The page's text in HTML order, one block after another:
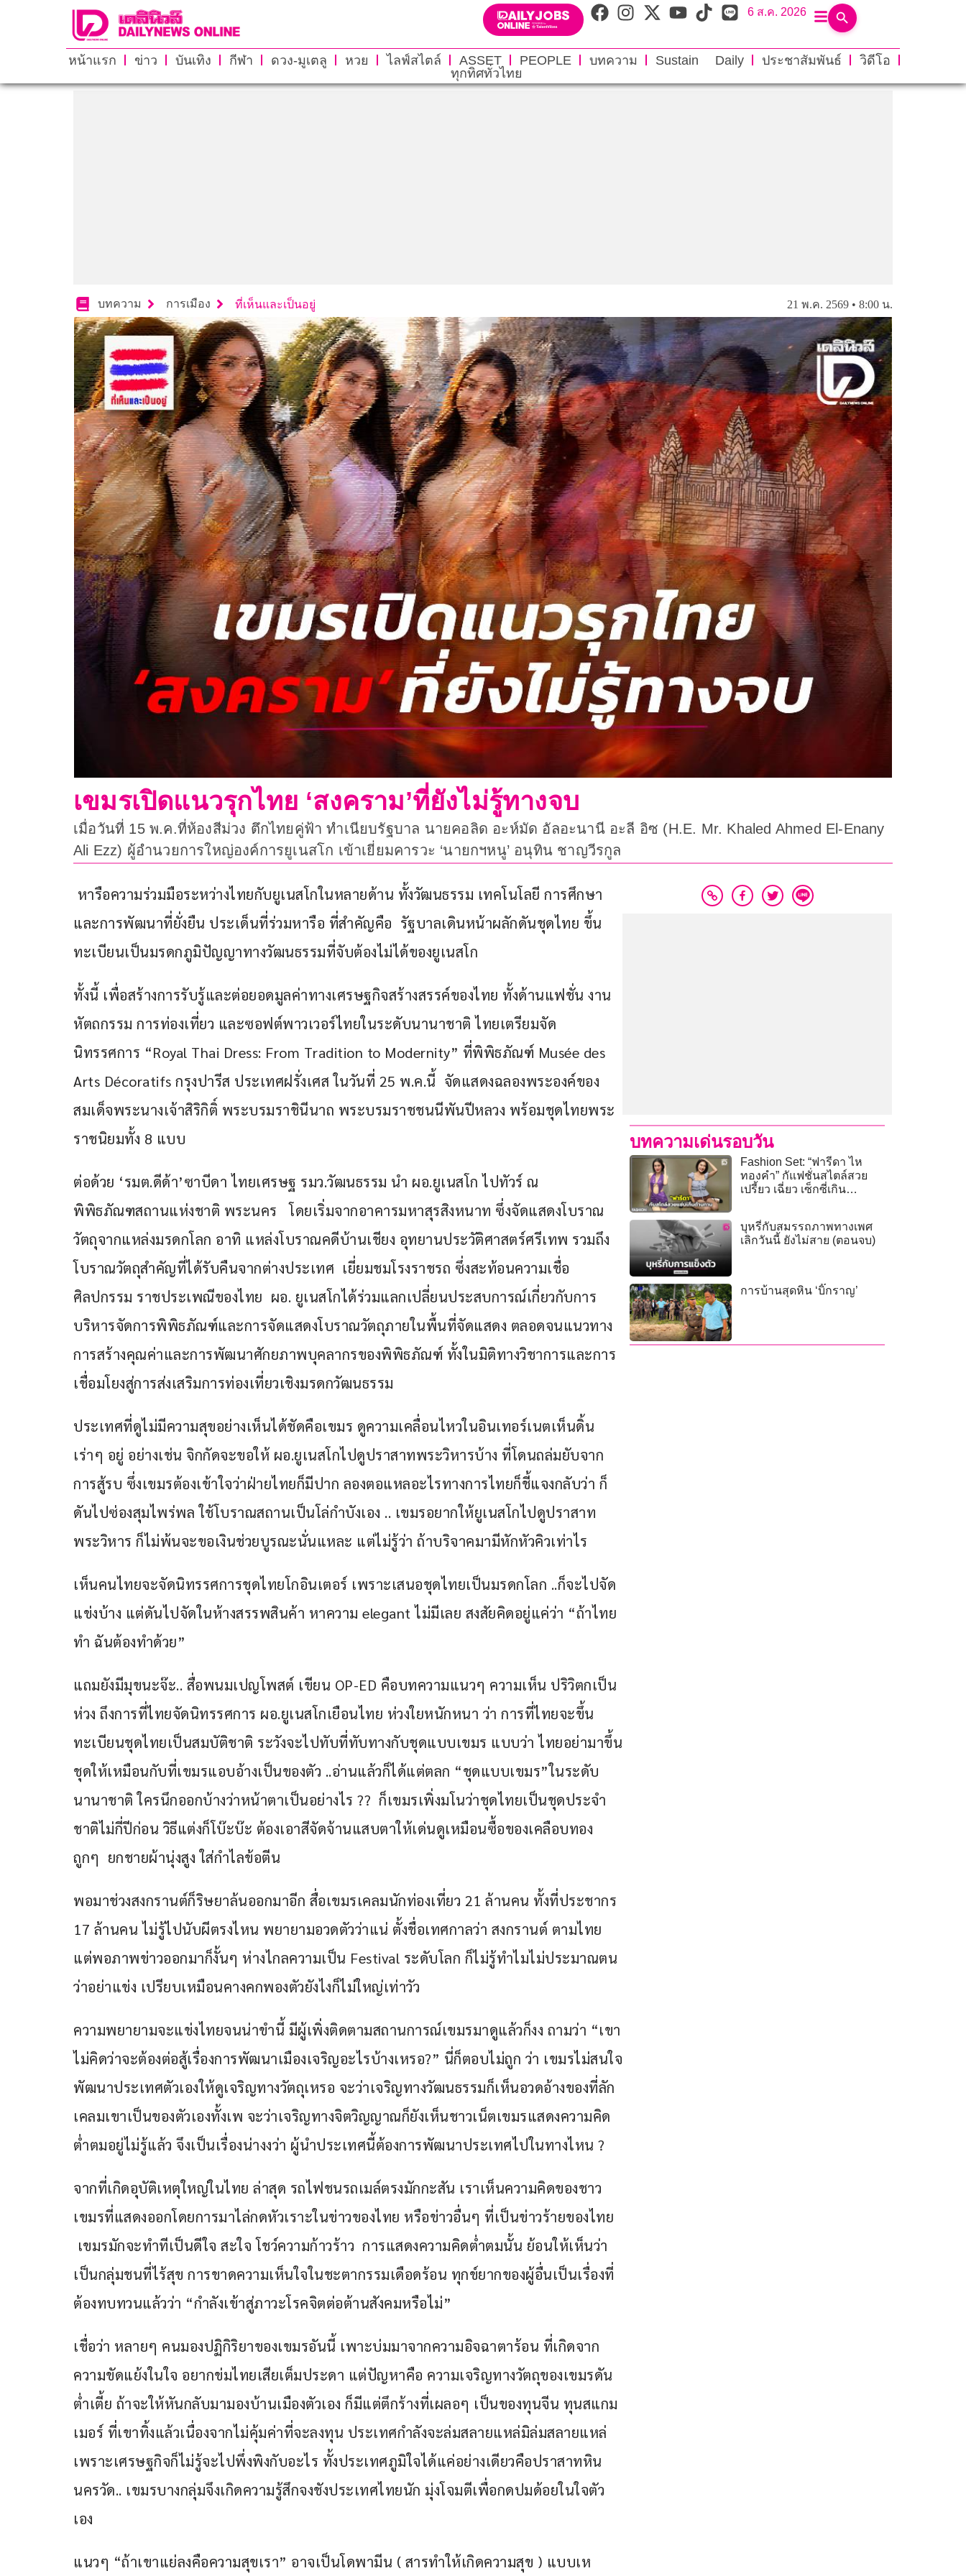
6 ส.ค. 2026
หน้าแรก ข่าว บันเทิง กีฬา ดวง-มูเตลู หวย ไลฟ์สไตล์ ASSET PEOPLE บทความ Sustain Daily ประชาสัมพันธ์
วิดีโอ
ทุกทิศทั่วไทย
บทความ การเมือง ที่เห็นและเป็นอยู่ 21 พ.ค. 2569 • 8:00 น.
เขมรเปิดแนวรุกไทย ‘สงคราม’ที่ยังไม่รู้ทางจบ
เมื่อวันที่ 15 พ.ค.ที่ห้องสีม่วง ตึกไทยคู่ฟ้า ทำเนียบรัฐบาล นายคอลิด อะห์มัด อัลอะนานี อะลี อิซ (H.E. Mr. Khaled Ahmed El-Enany
Ali Ezz) ผู้อำนวยการใหญ่องค์การยูเนสโก เข้าเยี่ยมคารวะ ‘นายกฯหนู’ อนุทิน ชาญวีรกูล
หารือความร่วมมือระหว่างไทยกับยูเนสโกในหลายด้าน ทั้งวัฒนธรรม เทคโนโลยี การศึกษา
และการพัฒนาที่ยั่งยืน ประเด็นที่ร่วมหารือ ที่สำคัญคือ  รัฐบาลเดินหน้าผลักดันชุดไทย ขึ้น
ทะเบียนเป็นมรดกภูมิปัญญาทางวัฒนธรรมที่จับต้องไม่ได้ของยูเนสโก
ทั้งนี้ เพื่อสร้างการรับรู้และต่อยอดมูลค่าทางเศรษฐกิจสร้างสรรค์ของไทย ทั้งด้านแฟชั่น งาน
หัตถกรรม การท่องเที่ยว และซอฟต์พาวเวอร์ไทยในระดับนานาชาติ ไทยเตรียมจัด
นิทรรศการ “Royal Thai Dress: From Tradition to Modernity” ที่พิพิธภัณฑ์ Musée des
Arts Décoratifs กรุงปารีส ประเทศฝรั่งเศส ในวันที่ 25 พ.ค.นี้  จัดแสดงฉลองพระองค์ของ
สมเด็จพระนางเจ้าสิริกิติ์ พระบรมราชินีนาถ พระบรมราชชนนีพันปีหลวง พร้อมชุดไทยพระ
ราชนิยมทั้ง 8 แบบ
ต่อด้วย ‘รมต.ดีด้า’ซาบีดา ไทยเศรษฐ รมว.วัฒนธรรม นำ ผอ.ยูเนสโก ไปทัวร์ ณ
พิพิธภัณฑสถานแห่งชาติ พระนคร   โดยเริ่มจากอาคารมหาสุรสิงหนาท ซึ่งจัดแสดงโบราณ
วัตถุจากแหล่งมรดกโลก อาทิ แหล่งโบราณคดีบ้านเชียง อุทยานประวัติศาสตร์ศรีเทพ รวมถึง
โบราณวัตถุสำคัญที่ได้รับคืนจากต่างประเทศ  เยี่ยมชมโรงราชรถ ซึ่งสะท้อนความเชื่อ
ศิลปกรรม ราชประเพณีของไทย  ผอ. ยูเนสโกได้ร่วมแลกเปลี่ยนประสบการณ์เกี่ยวกับการ
บริหารจัดการพิพิธภัณฑ์และการจัดแสดงโบราณวัตถุภายในพื้นที่จัดแสดง ตลอดจนแนวทาง
การสร้างคุณค่าและการพัฒนาศักยภาพบุคลากรของพิพิธภัณฑ์ ทั้งในมิติทางวิชาการและการ
เชื่อมโยงสู่การส่งเสริมการท่องเที่ยวเชิงมรดกวัฒนธรรม
ประเทศที่ดูไม่มีความสุขอย่างเห็นได้ชัดคือเขมร ดูความเคลื่อนไหวในอินเทอร์เนตเห็นดิ้น
เร่าๆ อยู่ อย่างเช่น จิกกัดจะขอให้ ผอ.ยูเนสโกไปดูปราสาทพระวิหารบ้าง ที่โดนถล่มยับจาก
การสู้รบ ซึ่งเขมรต้องเข้าใจว่าฝ่ายไทยก็มีปาก ลองตอแหลอะไรทางการไทยก็ชี้แจงกลับว่า ก็
ดันไปซ่องสุมไพร่พล ใช้โบราณสถานเป็นโล่กำบังเอง .. เขมรอยากให้ยูเนสโกไปดูปราสาท
พระวิหาร ก็ไม่พ้นจะขอเงินช่วยบูรณะนั่นแหละ แต่ไม่รู้ว่า ถ้าบริจาคมามีหักหัวคิวเท่าไร
เห็นคนไทยจะจัดนิทรรศการชุดไทยโกอินเตอร์ เพราะเสนอชุดไทยเป็นมรดกโลก ..ก็จะไปจัด
แข่งบ้าง แต่ดันไปจัดในห้างสรรพสินค้า หาความ elegant ไม่มีเลย สงสัยคิดอยู่แค่ว่า “ถ้าไทย
ทำ ฉันต้องทำด้วย”
แถมยังมีมุขนะจ๊ะ.. สื่อพนมเปญโพสต์ เขียน OP-ED คือบทความแนวๆ ความเห็น ปริวิตกเป็น
ห่วง ถึงการที่ไทยจัดนิทรรศการ ผอ.ยูเนสโกเยือนไทย ห่วงใยหนักหนา ว่า การที่ไทยจะขึ้น
ทะเบียนชุดไทยเป็นสมบัติชาติ ระวังจะไปทับที่ทับทางกับชุดแบบเขมร แบบว่า ไทยอย่ามาขึ้น
ชุดให้เหมือนกับที่เขมรแอบอ้างเป็นของตัว ..อ่านแล้วก็ได้แต่ตลก “ชุดแบบเขมร”ในระดับ
นานาชาติ ใครนึกออกบ้างว่าหน้าตาเป็นอย่างไร ??  ก็เขมรเพิ่งมโนว่าชุดไทยเป็นชุดประจำ
ชาติไม่กี่ปีก่อน วิธีแต่งก็โบ๊ะบ๊ะ ต้องเอาสีจัดจ้านแสบตาให้เด่นดูเหมือนซื้อของเคลือบทอง
ถูกๆ  ยกชายผ้านุ่งสูง ใส่กำไลข้อตีน
พอมาช่วงสงกรานต์ก็ริษยาล้นออกมาอีก สื่อเขมรเคลมนักท่องเที่ยว 21 ล้านคน ทั้งที่ประชากร
17 ล้านคน ไม่รู้ไปนับผีตรงไหน พยายามอวดตัวว่าแน่ ตั้งชื่อเทศกาลว่า สงกรานต์ ตามไทย
แต่พอภาพข่าวออกมาก็งั้นๆ ห่างไกลความเป็น Festival ระดับโลก ก็ไม่รู้ทำไมไม่ประมาณตน
ว่าอย่าแข่ง เปรียบเหมือนคางคกพองตัวยังไงก็ไม่ใหญ่เท่าวัว
ความพยายามจะแข่งไทยจนน่าขำนี้ มีผู้เพิ่งติดตามสถานการณ์เขมรมาดูแล้วก็งง ถามว่า “เขา
ไม่คิดว่าจะต้องต่อสู้เรื่องการพัฒนาเมืองเจริญอะไรบ้างเหรอ?” นี่ก็ตอบไม่ถูก ว่า เขมรไม่สนใจ
พัฒนาประเทศตัวเองให้ดูเจริญทางวัตถุเหรอ จะว่าเจริญทางวัฒนธรรมก็เห็นอวดอ้างของที่ลัก
เคลมเขาเป็นของตัวเองทั้งเพ จะว่าเจริญทางจิตวิญญาณก็ยังเห็นชาวเน็ตเขมรแสดงความคิด
ต่ำตมอยู่ไม่รู้แล้ว จึงเป็นเรื่องน่างงว่า ผู้นำประเทศนี้ต้องการพัฒนาประเทศไปในทางไหน ?
จากที่เกิดอุบัติเหตุใหญ่ในไทย ล่าสุด รถไฟชนรถเมล์ตรงมักกะสัน เราเห็นความคิดของชาว
เขมรที่แสดงออกโดยการมาไล่กดหัวเราะในข่าวของไทย หรือข่าวอื่นๆ ที่เป็นข่าวร้ายของไทย
เขมรมักจะทำทีเป็นดีใจ สะใจ โชว์ความก้าวร้าว  การแสดงความคิดต่ำตมนั้น ย้อนให้เห็นว่า
เป็นกลุ่มชนที่ไร้สุข การขาดความเห็นใจในชะตากรรมเดือดร้อน ทุกข์ยากของผู้อื่นเป็นเรื่องที่
ต้องทบทวนแล้วว่า “กำลังเข้าสู่ภาวะโรคจิตต่อต้านสังคมหรือไม่”
เชื่อว่า หลายๆ คนมองปฏิกิริยาของเขมรอันนี้ เพาะบ่มมาจากความอิจฉาตาร้อน ที่เกิดจาก
ความขัดแย้งในใจ อยากข่มไทยเสียเต็มประดา แต่ปัญหาคือ ความเจริญทางวัตถุของเขมรดัน
ต่ำเตี้ย ถ้าจะให้หันกลับมามองบ้านเมืองตัวเอง ก็มีแต่ตึกร้างที่เผลอๆ เป็นของทุนจีน ทุนสแกม
เมอร์ ที่เขาทิ้งแล้วเนื่องจากไม่คุ้มค่าที่จะลงทุน ประเทศกำลังจะล่มสลายแหล่มิล่มสลายแหล่
เพราะเศรษฐกิจก็ไม่รู้จะไปพึ่งพิงกับอะไร ทั้งประเทศภูมิใจได้แค่อย่างเดียวคือปราสาทหิน
นครวัด.. เขมรบางกลุ่มจึงเกิดความรู้สึกจงชังประเทศไทยนัก มุ่งโจมตีเพื่อกดปมด้อยในใจตัว
เอง
แนวๆ “ถ้าเขาแย่ลงคือความสุขเรา” อาจเป็นโดพามีน ( สารทำให้เกิดความสุข ) แบบเห
บทความเด่นรอบวัน
Fashion Set: “ฟารีดา ไห
ทองคำ” กัแฟชั่นสไตล์สวย
เปรี้ยว เฉี่ยว เซ็กซี่เกิน
บุหรี่กับสมรรถภาพทางเพศ
เลิกวันนี้ ยังไม่สาย (ตอนจบ)
การบ้านสุดหิน ‘บิ๊กราญ’